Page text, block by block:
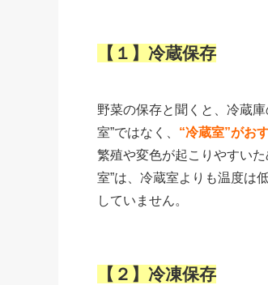
【１】冷蔵保存
野菜の保存と聞くと、冷蔵
室”ではなく、 “冷蔵室”がお
繁殖や変色が起こりやすい
室”は、冷蔵室よりも温度は
していません。
【２】冷凍保存